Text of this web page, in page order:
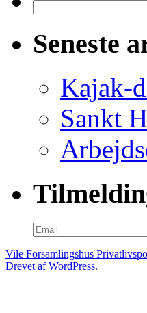
efter:
Seneste
Kajak-
Sankt
Vile Forsamlingshus
Drevet af WordPress.